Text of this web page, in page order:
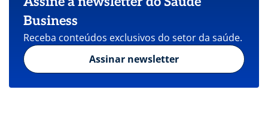
Business
Receba conteúdos exclusivos do setor da saúde.
Assinar newsletter